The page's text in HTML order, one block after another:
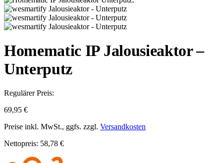
Homematic IP Jalousieaktor –
Unterputz
Regulärer Preis:
69,95 €
Preise inkl. MwSt., ggfs. zzgl. Versandkosten
Nettopreis: 58,78 €